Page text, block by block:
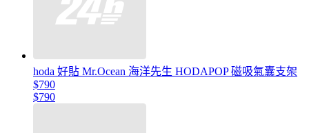
hoda 好貼 Mr.Ocean 海洋先生 HODAPOP 磁吸氣囊支架
$790
$790